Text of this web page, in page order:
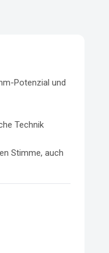
Potenzial und
Technik
Stimme, auch